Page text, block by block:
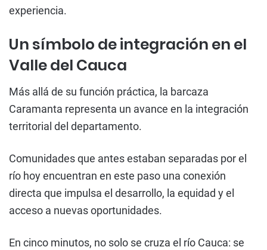
experiencia.
Un símbolo de integración en el
Valle del Cauca
Más allá de su función práctica, la barcaza
Caramanta representa un avance en la integración
territorial del departamento.
Comunidades que antes estaban separadas por el
río hoy encuentran en este paso una conexión
directa que impulsa el desarrollo, la equidad y el
acceso a nuevas oportunidades.
En cinco minutos, no solo se cruza el río Cauca: se